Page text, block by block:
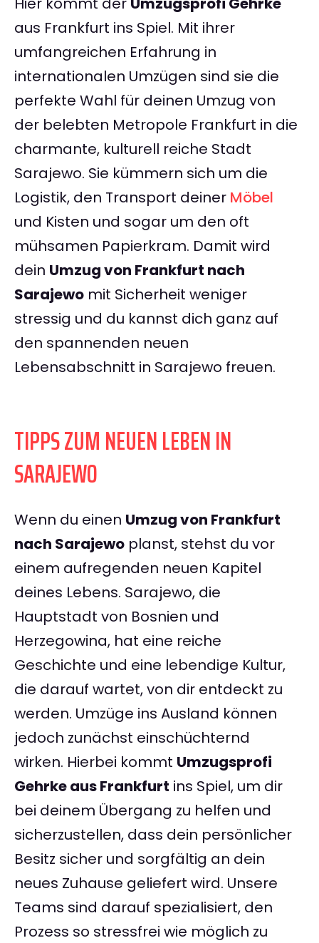
aus Frankfurt ins Spiel. Mit ihrer
umfangreichen Erfahrung in
internationalen Umzügen sind sie die
perfekte Wahl für deinen Umzug von
der belebten Metropole Frankfurt in die
charmante, kulturell reiche Stadt
Sarajewo. Sie kümmern sich um die
Logistik, den Transport deiner Möbel
und Kisten und sogar um den oft
mühsamen Papierkram. Damit wird
dein Umzug von Frankfurt nach
Sarajewo mit Sicherheit weniger
stressig und du kannst dich ganz auf
den spannenden neuen
Lebensabschnitt in Sarajewo freuen.
TIPPS ZUM NEUEN LEBEN IN
SARAJEWO
Wenn du einen Umzug von Frankfurt
nach Sarajewo planst, stehst du vor
einem aufregenden neuen Kapitel
deines Lebens. Sarajewo, die
Hauptstadt von Bosnien und
Herzegowina, hat eine reiche
Geschichte und eine lebendige Kultur,
die darauf wartet, von dir entdeckt zu
werden. Umzüge ins Ausland können
jedoch zunächst einschüchternd
wirken. Hierbei kommt Umzugsprofi
Gehrke aus Frankfurt ins Spiel, um dir
bei deinem Übergang zu helfen und
sicherzustellen, dass dein persönlicher
Besitz sicher und sorgfältig an dein
neues Zuhause geliefert wird. Unsere
Teams sind darauf spezialisiert, den
Prozess so stressfrei wie möglich zu